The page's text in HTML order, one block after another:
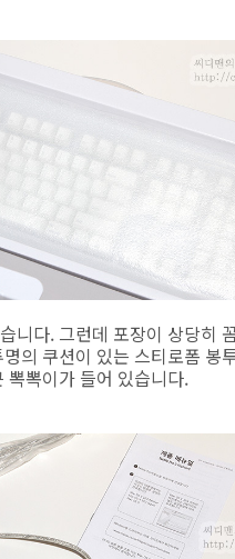
니다. 그런데 포장이 상당히
의 쿠션이 있는 스티로폼 봉
뽁뽁이가 들어 있습니다.